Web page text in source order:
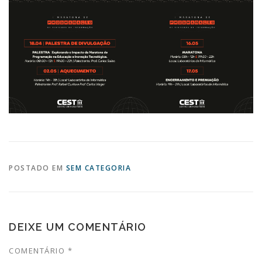
POSTADO EM SEM CATEGORIA
DEIXE UM COMENTÁRIO
COMENTÁRIO *